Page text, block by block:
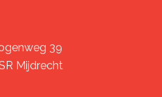
39
Mijdrecht